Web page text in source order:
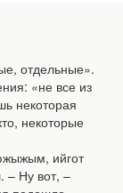
отдельные».
«не все из
некоторая
некоторые
ийгот
Ну вот, –